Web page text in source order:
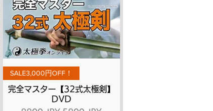
Vista rapida
SALE3,000円OFF！
完全マスター【32式太極剣】
DVD